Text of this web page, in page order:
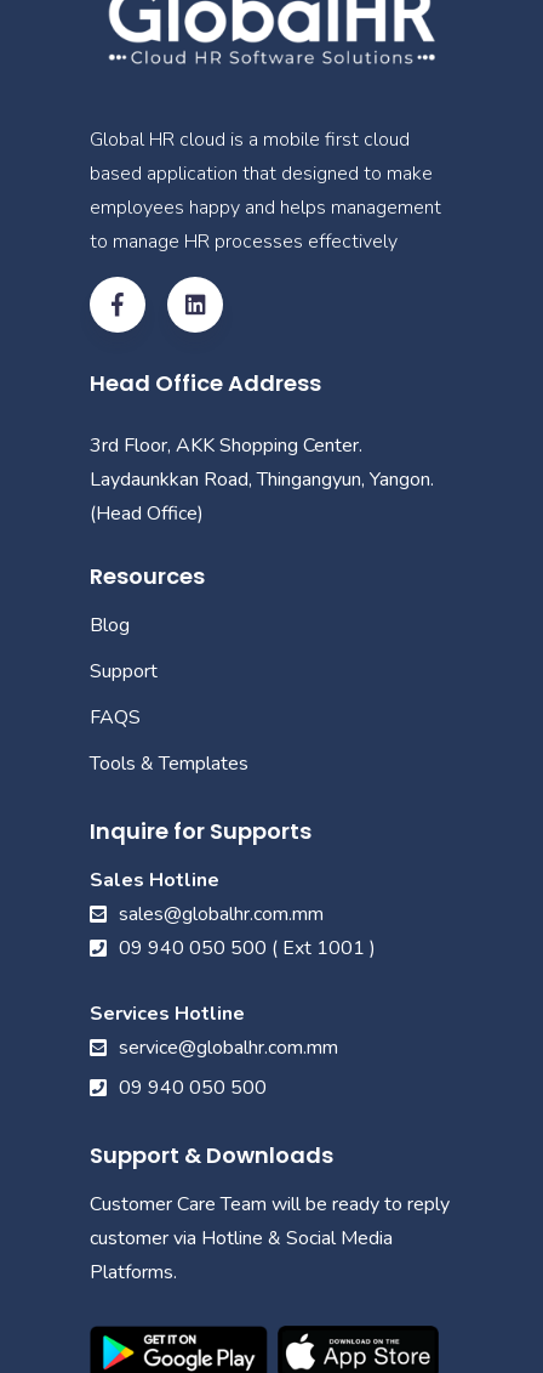
Global HR cloud is a mobile first cloud
based application that designed to make
employees happy and helps management
to manage HR processes effectively
Head Office Address
3rd Floor, AKK Shopping Center.
Laydaunkkan Road, Thingangyun, Yangon.
(Head Office)
Resources
Blog
Support
FAQS
Tools & Templates
Inquire for Supports
Sales Hotline
sales@globalhr.com.mm
09 940 050 500 ( Ext 1001 )
Services Hotline
service@globalhr.com.mm
09 940 050 500
Support & Downloads
Customer Care Team will be ready to reply
customer via Hotline & Social Media
Platforms.